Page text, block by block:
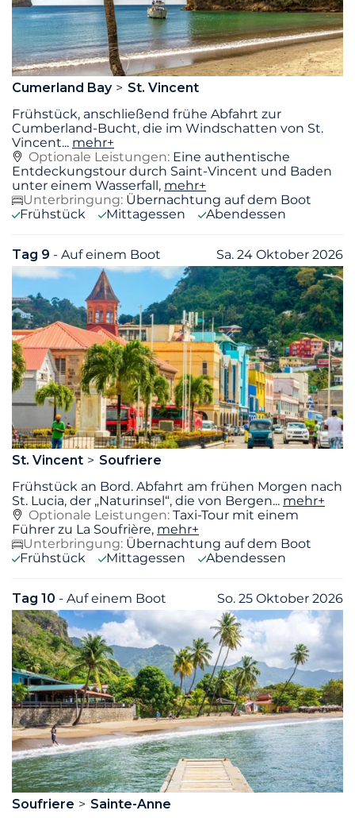
Cumerland Bay
St. Vincent
Frühstück, anschließend frühe Abfahrt zur
Cumberland-Bucht, die im Windschatten von St.
Vincent... mehr+
Optionale Leistungen: Eine authentische
Entdeckungstour durch Saint-Vincent und Baden
unter einem Wasserfall, mehr+
Unterbringung: Übernachtung auf dem Boot
Frühstück
Mittagessen Abendessen
Tag 9 - Auf einem Boot Sa. 24 Oktober 2026
St. Vincent
Soufriere
Frühstück an Bord. Abfahrt am frühen Morgen nach
St. Lucia, der „Naturinsel“, die von Bergen... mehr+
Optionale Leistungen: Taxi-Tour mit einem
Führer zu La Soufrière, mehr+
Unterbringung: Übernachtung auf dem Boot
Frühstück
Mittagessen Abendessen
Tag 10 - Auf einem Boot So. 25 Oktober 2026
Soufriere Sainte-Anne